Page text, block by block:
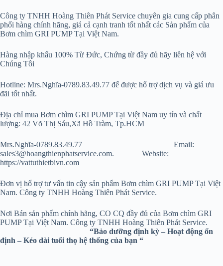
Công ty TNHH Hoàng Thiên Phát Service chuyên gia cung cấp phân
phối hàng chính hãng, giá cả cạnh tranh tốt nhất các Sản phẩm của
Bơm chìm GRI PUMP Tại Việt Nam.
Hàng nhập khẩu 100% Từ Đức, Chứng từ đầy đủ hãy liên hệ với
Chúng Tôi
Hotline: Mrs.Nghĩa-0789.83.49.77 để được hổ trợ dịch vụ và giá ưu
đãi tốt nhất.
Địa chỉ mua Bơm chìm GRI PUMP Tại Việt Nam uy tín và chất
lượng: 42 Võ Thị Sáu,Xã Hồ Tràm, Tp.HCM
Mrs.Nghĩa-0789.83.49.77 Email:
sales3@hoangthienphatservice.com. Website:
https://vattuthietbivn.com
Đơn vị hổ trợ tư vấn tin cậy sản phẩm Bơm chìm GRI PUMP Tại Việt
Nam. Công ty TNHH Hoàng Thiên Phát Service.
Nơi Bán sản phẩm chính hãng, CO CQ đầy đủ của Bơm chìm GRI
PUMP Tại Việt Nam. Công ty TNHH Hoàng Thiên Phát Service.
“Bảo dưỡng định kỳ – Hoạt động ổn
định – Kéo dài tuổi thọ hệ thống của bạn “